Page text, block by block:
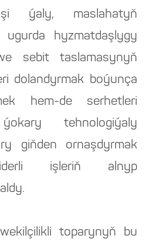
ýaly, maslahatyň
ugurda hyzmatdaşlygy
sebit taslamasynyň
dolandyrmak boýunça
hem-de serhetleri
tehnologiýaly
giňden ornaşdyrmak
işleriň alnyp
toparynyň bu